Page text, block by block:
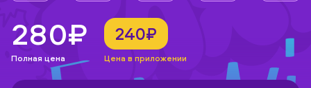
280₽
Полная цена
240₽
Цена в приложении